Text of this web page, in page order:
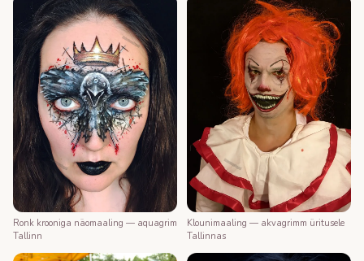
Ronk krooniga näomaaling — aquagrim
Tallinn
Klounimaaling — akvagrimm üritusele
Tallinnas